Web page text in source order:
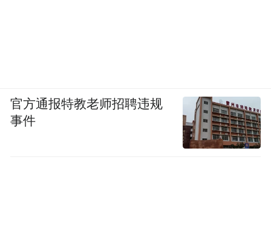
官方通报特教老师招聘违规
事件